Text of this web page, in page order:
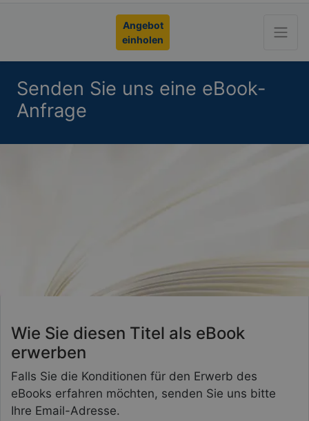
Angebot
einholen
Senden Sie uns eine eBook-
Anfrage
Wie Sie diesen Titel als eBook
erwerben
Falls Sie die Konditionen für den Erwerb des
eBooks erfahren möchten, senden Sie uns bitte
Ihre Email-Adresse.